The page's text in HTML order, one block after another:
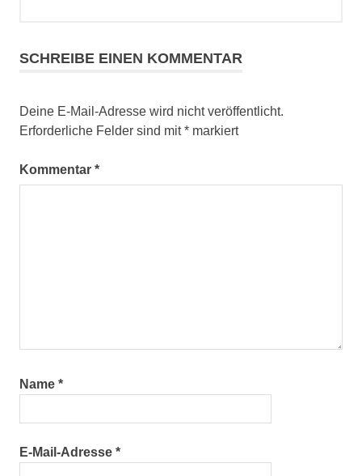
SCHREIBE EINEN KOMMENTAR
Deine E-Mail-Adresse wird nicht veröffentlicht.
Erforderliche Felder sind mit* markiert
Kommentar *
Name *
E-Mail-Adresse *